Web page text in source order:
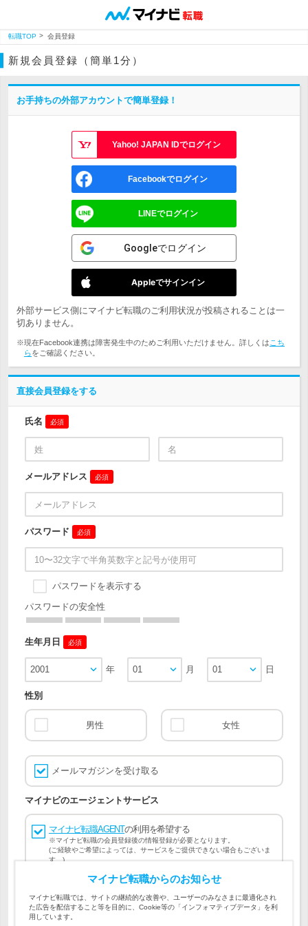
転職TOP 会員登録
新規会員登録（簡単1分）
お手持ちの外部アカウントで簡単登録！
Yahoo! JAPAN IDでログイン
Facebookでログイン
LINEでログイン
Googleでログイン
Appleでサインイン
外部サービス側にマイナビ転職のご利用状況が投稿されることは一
切ありません。
※現在Facebook連携は障害発生中のためご利用いただけません。詳しくは こち
らをご確認ください。
直接会員登録をする
氏名 必須
メールアドレス 必須
パスワード 必須
パスワードを表示する
パスワードの安全性
生年月日 必須
2001 年 01 月 01 日
性別
男性 女性
メールマガジンを受け取る
マイナビのエージェントサービス
マイナビ転職AGENTの利用を希望する
※マイナビ転職の会員登録後の情報登録が必要となります。
(ご経験やご希望によっては、サービスをご提供できない場合もございま
す。)
会員登録には マイナビ転職 会員規約
マイナビ転職AGENT
会員規約、マイナビ転職AGENT 個人情報の取り扱い および
個人情報の取り扱い
マイナビ転職からのお知らせ
マイナビ転職では、サイトの継続的な改善や、ユーザーのみなさまに最適化され
た広告を配信すること等を目的に、Cookie等の「インフォマティブデータ」を利
用しています。